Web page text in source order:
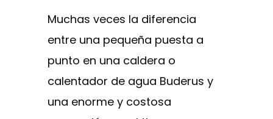
Muchas veces la diferencia
entre una pequeña puesta a
punto en una caldera o
calentador de agua Buderus y
una enorme y costosa